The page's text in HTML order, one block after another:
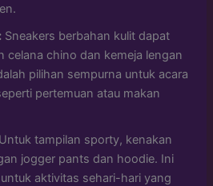
Sneakers berbahan kulit dapat
celana chino dan kemeja lengan
pilihan sempurna untuk acara
pertemuan atau makan
Untuk tampilan sporty, kenakan
jogger pants dan hoodie. Ini
aktivitas sehari-hari yang